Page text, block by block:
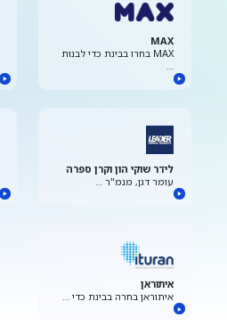
MAX
MAX בחרו בבינת כדי לבנות
…
לידר שוקי הון וקרן ספרה
עומר דגן, מנמ"ר …
איתוראן
איתוראן בחרה בבינת כדי …